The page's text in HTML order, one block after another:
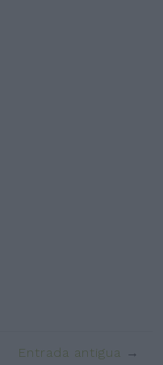
Entrada antigua